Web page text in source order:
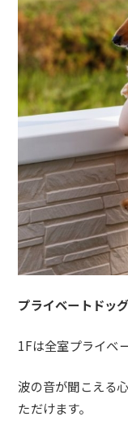
プライベートドッ
1Fは全室プライベ
波の音が聞こえる
ただけます。